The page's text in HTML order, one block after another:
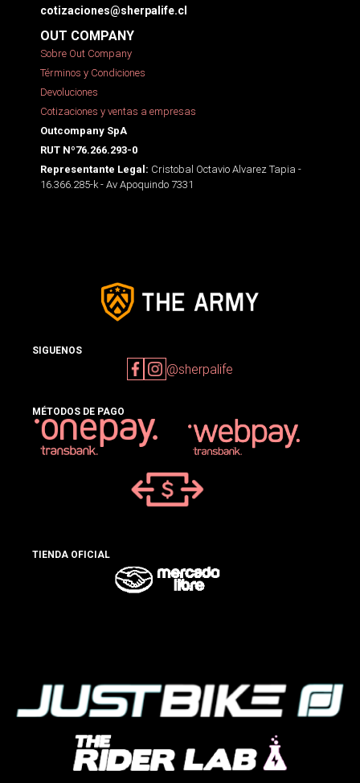
cotizaciones@sherpalife.cl
OUT COMPANY
Sobre Out Company
Términos y Condiciones
Devoluciones
Cotizaciones y ventas a empresas
Outcompany SpA
RUT Nº76.266.293-0
Representante Legal: Cristobal Octavio Alvarez Tapia -
16.366.285-k - Av Apoquindo 7331
SIGUENOS
@sherpalife
MÉTODOS DE PAGO
TIENDA OFICIAL